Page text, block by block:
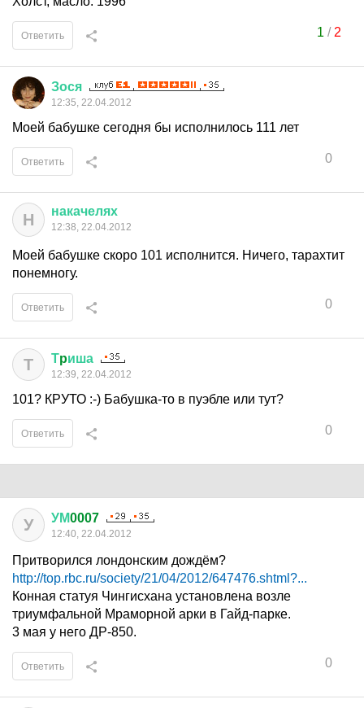
1 / 2
Ответить
Зося
12:35, 22.04.2012
Моей бабушке сегодня бы исполнилось 111 лет
0
Ответить
Н накачелях
12:38, 22.04.2012
Моей бабушке скоро 101 исполнится. Ничего, тарахтит
понемногу.
0
Ответить
Т Тpиша
12:39, 22.04.2012
101? КРУТО :-) Бабушка-то в пуэбле или тут?
0
Ответить
У УМ0007
12:40, 22.04.2012
Притворился лондонским дождём?
http://top.rbc.ru/society/21/04/2012/647476.shtml?...
Конная статуя Чингисхана установлена возле
триумфальной Мраморной арки в Гайд-парке.
3 мая у него ДР-850.
0
Ответить